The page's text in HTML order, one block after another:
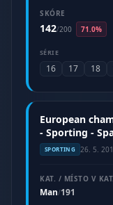
SKÓRE
142/200 71.0%
SÉRIE
16 17 18
European
- Sporting -
SPORTING 26. 5.
KAT. / MÍSTO V KAT.
Man/191